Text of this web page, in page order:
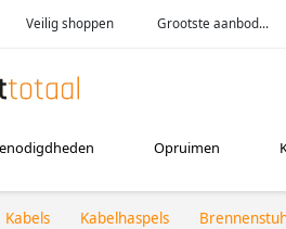
Veilig shoppen Grootste aanbod...
Opruimen
Kabels Kabelhaspels